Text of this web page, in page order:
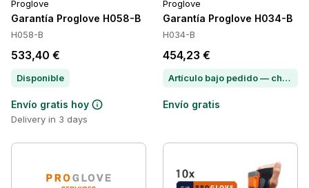
Proglove
Garantía Proglove H058-B
H058-B
533,40 €
Disponible
Envío gratis hoy
Delivery in 3 days
Proglove
Garantía Proglove H034-B
H034-B
454,23 €
Artículo bajo pedido — chatea para conocer el plazo de entrega
Envío gratis